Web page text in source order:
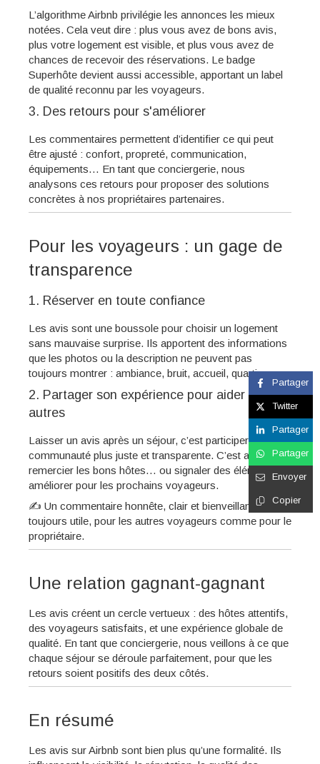
L’algorithme Airbnb privilégie les annonces les mieux
notées. Cela veut dire : plus vous avez de bons avis,
plus votre logement est visible, et plus vous avez de
chances de recevoir des réservations. Le badge
Superhôte devient aussi accessible, apportant un label
de qualité reconnu par les voyageurs.
3. Des retours pour s'améliorer
Les commentaires permettent d’identifier ce qui peut
être ajusté : confort, propreté, communication,
équipements… En tant que conciergerie, nous
analysons ces retours pour proposer des solutions
concrètes à nos propriétaires partenaires.
Pour les voyageurs : un gage de
transparence
1. Réserver en toute confiance
Les avis sont une boussole pour choisir un logement
sans mauvaise surprise. Ils apportent des informations
que les photos ou la description ne peuvent pas
toujours montrer : ambiance, bruit, accueil, quartier…
2. Partager son expérience pour aider les
autres
Laisser un avis après un séjour, c’est participer à une
communauté plus juste et transparente. C’est aussi
remercier les bons hôtes… ou signaler des éléments à
améliorer pour les prochains voyageurs.
✍️ Un commentaire honnête, clair et bienveillant est
toujours utile, pour les autres voyageurs comme pour le
propriétaire.
Une relation gagnant-gagnant
Les avis créent un cercle vertueux : des hôtes attentifs,
des voyageurs satisfaits, et une expérience globale de
qualité. En tant que conciergerie, nous veillons à ce que
chaque séjour se déroule parfaitement, pour que les
retours soient positifs des deux côtés.
En résumé
Les avis sur Airbnb sont bien plus qu’une formalité. Ils
Partager
Twitter
Partager
Partager
Envoyer
Copier